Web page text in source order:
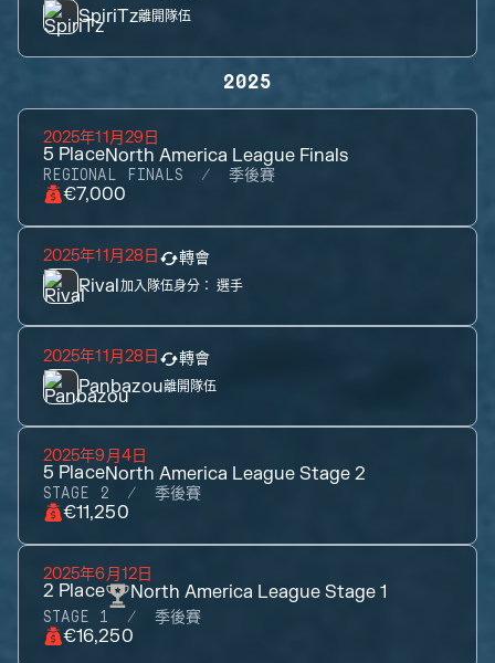
SpiriTz離開隊伍
2025
2025年11月29日
5 PlaceNorth America League Finals
REGIONAL FINALS 季後賽
€7,000
2025年11月28日 轉會
Rival加入隊伍身分： 選手
2025年11月28日 轉會
Panbazou離開隊伍
2025年9月4日
5 PlaceNorth America League Stage 2
STAGE 2 季後賽
€11,250
2025年6月12日
2 Place North America League Stage 1
STAGE 1 季後賽
€16,250